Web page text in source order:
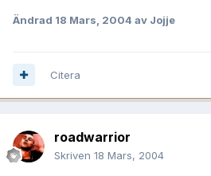
Ändrad 18 Mars, 2004 av Jojje
Citera
roadwarrior
Skriven 18 Mars, 2004